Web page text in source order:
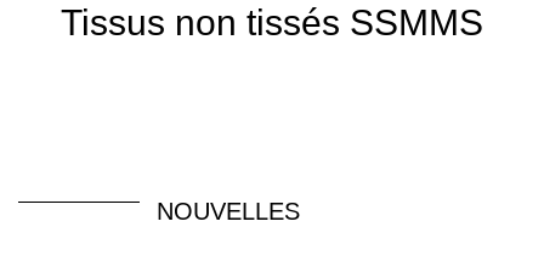
Tissus non tissés SSMMS
NOUVELLES